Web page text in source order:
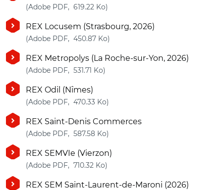
(Adobe PDF, 619.22 Ko)
REX Locusem (Strasbourg, 2026)
(Adobe PDF, 450.87 Ko)
REX Metropolys (La Roche-sur-Yon, 2026)
(Adobe PDF, 531.71 Ko)
REX Odil (Nîmes)
(Adobe PDF, 470.33 Ko)
REX Saint-Denis Commerces
(Adobe PDF, 587.58 Ko)
REX SEMVIe (Vierzon)
(Adobe PDF, 710.32 Ko)
REX SEM Saint-Laurent-de-Maroni (2026)